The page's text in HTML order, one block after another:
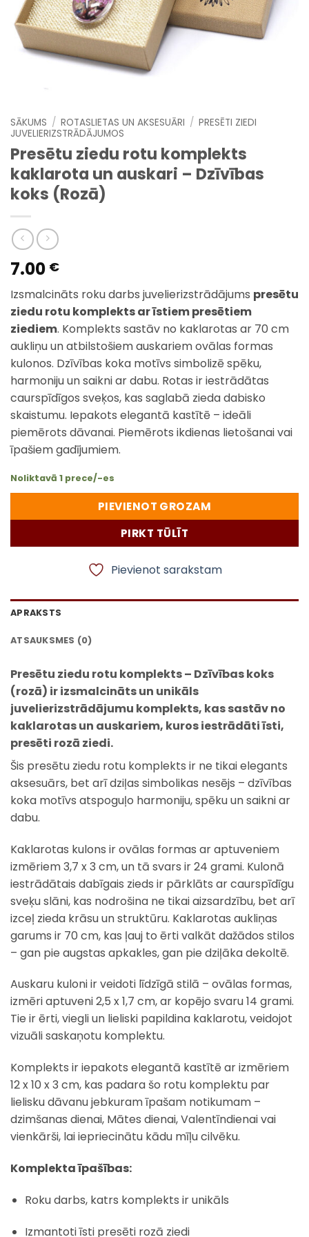
SĀKUMS / ROTASLIETAS UN AKSESUĀRI / PRESĒTI ZIEDI
JUVELIERIZSTRĀDĀJUMOS
Presētu ziedu rotu komplekts
kaklarota un auskari – Dzīvības
koks (Rozā)
7.00 €
Izsmalcināts roku darbs juvelierizstrādājums presētu
ziedu rotu komplekts ar īstiem presētiem
ziediem. Komplekts sastāv no kaklarotas ar 70 cm
aukliņu un atbilstošiem auskariem ovālas formas
kulonos. Dzīvības koka motīvs simbolizē spēku,
harmoniju un saikni ar dabu. Rotas ir iestrādātas
caurspīdīgos sveķos, kas saglabā zieda dabisko
skaistumu. Iepakots elegantā kastītē – ideāli
piemērots dāvanai. Piemērots ikdienas lietošanai vai
īpašiem gadījumiem.
Noliktavā 1 prece/-es
PIEVIENOT GROZAM
PIRKT TŪLĪT
Pievienot sarakstam
APRAKSTS
ATSAUKSMES (0)
Presētu ziedu rotu komplekts – Dzīvības koks
(rozā) ir izsmalcināts un unikāls
juvelierizstrādājumu komplekts, kas sastāv no
kaklarotas un auskariem, kuros iestrādāti īsti,
presēti rozā ziedi.
Šis presētu ziedu rotu komplekts ir ne tikai elegants
aksesuārs, bet arī dziļas simbolikas nesējs – dzīvības
koka motīvs atspoguļo harmoniju, spēku un saikni ar
dabu.
Kaklarotas kulons ir ovālas formas ar aptuveniem
izmēriem 3,7 x 3 cm, un tā svars ir 24 grami. Kulonā
iestrādātais dabīgais zieds ir pārklāts ar caurspīdīgu
sveķu slāni, kas nodrošina ne tikai aizsardzību, bet arī
izceļ zieda krāsu un struktūru. Kaklarotas aukliņas
garums ir 70 cm, kas ļauj to ērti valkāt dažādos stilos
– gan pie augstas apkakles, gan pie dziļāka dekoltē.
Auskaru kuloni ir veidoti līdzīgā stilā – ovālas formas,
izmēri aptuveni 2,5 x 1,7 cm, ar kopējo svaru 14 grami.
Tie ir ērti, viegli un lieliski papildina kaklarotu, veidojot
vizuāli saskaņotu komplektu.
Komplekts ir iepakots elegantā kastītē ar izmēriem
12 x 10 x 3 cm, kas padara šo rotu komplektu par
lielisku dāvanu jebkuram īpašam notikumam –
dzimšanas dienai, Mātes dienai, Valentīndienai vai
vienkārši, lai iepriecinātu kādu mīļu cilvēku.
Komplekta īpašības:
Roku darbs, katrs komplekts ir unikāls
Izmantoti īsti presēti rozā ziedi